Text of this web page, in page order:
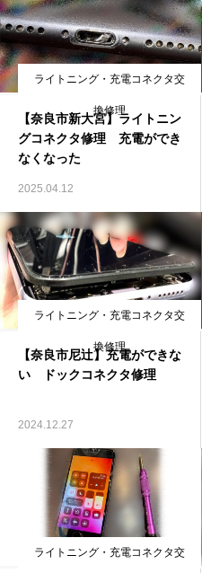
ライトニング・充電コネクタ交
換修理
【奈良市新大宮】ライトニン
グコネクタ修理 充電ができ
なくなった
2025.04.12
ライトニング・充電コネクタ交
換修理
【奈良市尼辻】充電ができな
い ドックコネクタ修理
2024.12.27
ライトニング・充電コネクタ交